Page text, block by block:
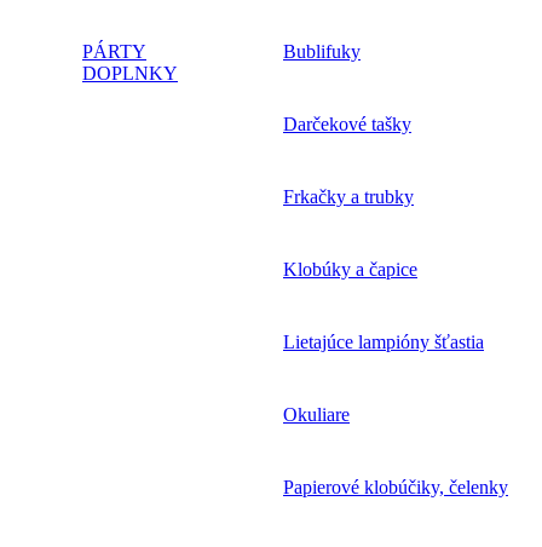
PÁRTY
DOPLNKY
Bublifuky
Darčekové tašky
Frkačky a trubky
Klobúky a čapice
Lietajúce lampióny šťastia
Okuliare
Papierové klobúčiky, čelenky